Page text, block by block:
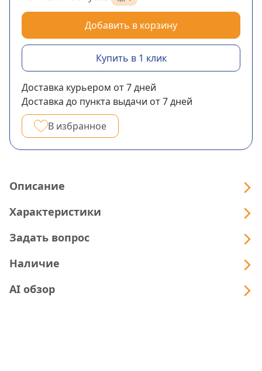
Добавить в корзину
Купить в 1 клик
Доставка курьером от 7дней
Доставка до пункта выдачи от 7дней
В избранное
Описание
Характеристики
Задать вопрос
Наличие
AI обзор